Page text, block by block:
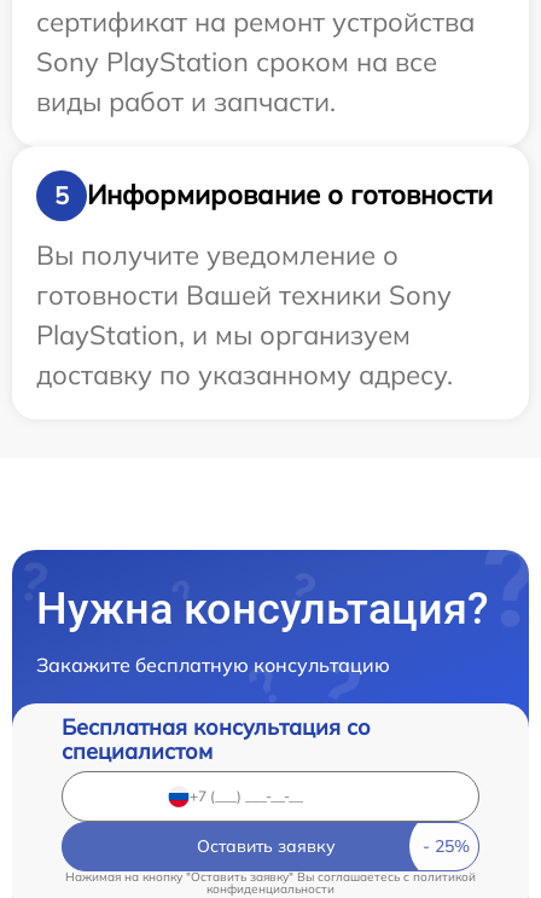
сертификат на ремонт устройства
Sony PlayStation сроком на все
виды работ и запчасти.
5
Информирование о готовности
Вы получите уведомление о
готовности Вашей техники Sony
PlayStation, и мы организуем
доставку по указанному адресу.
Нужна консультация?
Закажите бесплатную консультацию
Бесплатная консультация со
специалистом
Оставить заявку
Нажимая на кнопку "Оставить заявку" Вы соглашаетесь cполитикой
конфиденциальности